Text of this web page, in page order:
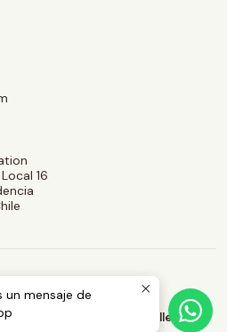
16
Desarrollado por Jumpseller
un mensaje de